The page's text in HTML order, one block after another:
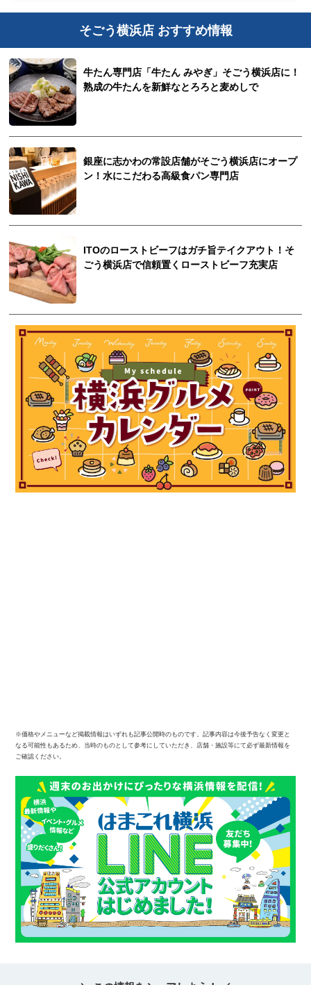
そごう横浜店 おすすめ情報
牛たん専門店「牛たん みやぎ」そごう横浜店に！
熟成の牛たんを新鮮なとろろと麦めしで
銀座に志かわの常設店舗がそごう横浜店にオープ
ン！水にこだわる高級食パン専門店
ITOのローストビーフはガチ旨テイクアウト！そ
ごう横浜店で信頼置くローストビーフ充実店
※価格やメニューなど掲載情報はいずれも記事公開時のものです。記事内容は今後予告なく変更と
なる可能性もあるため、当時のものとして参考にしていただき、店舗・施設等にて必ず最新情報を
ご確認ください。